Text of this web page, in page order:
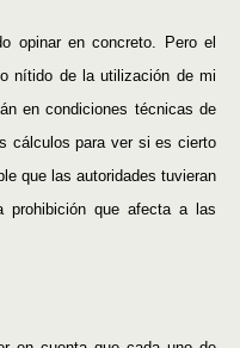
opinar en concreto. Pero el
nítido de la utilización de mi
en condiciones técnicas de
cálculos para ver si es cierto
que las autoridades tuvieran
que afecta a las